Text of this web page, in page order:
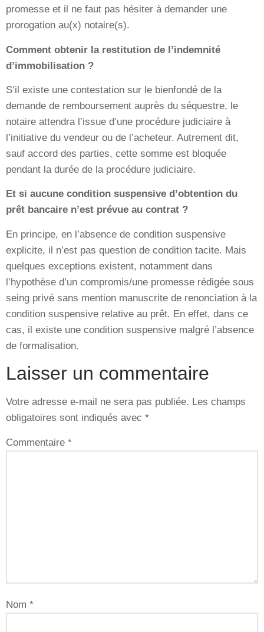
promesse et il ne faut pas hésiter à demander une
prorogation au(x) notaire(s).
Comment obtenir la restitution de l’indemnité
d’immobilisation ?
S’il existe une contestation sur le bienfondé de la
demande de remboursement auprès du séquestre, le
notaire attendra l’issue d’une procédure judiciaire à
l’initiative du vendeur ou de l’acheteur. Autrement dit,
sauf accord des parties, cette somme est bloquée
pendant la durée de la procédure judiciaire.
Et si aucune condition suspensive d’obtention du
prêt bancaire n’est prévue au contrat ?
En principe, en l’absence de condition suspensive
explicite, il n’est pas question de condition tacite. Mais
quelques exceptions existent, notamment dans
l’hypothèse d’un compromis/une promesse rédigée sous
seing privé sans mention manuscrite de renonciation à la
condition suspensive relative au prêt. En effet, dans ce
cas, il existe une condition suspensive malgré l’absence
de formalisation.
Laisser un commentaire
Votre adresse e-mail ne sera pas publiée. Les champs
obligatoires sont indiqués avec *
Commentaire *
Nom *